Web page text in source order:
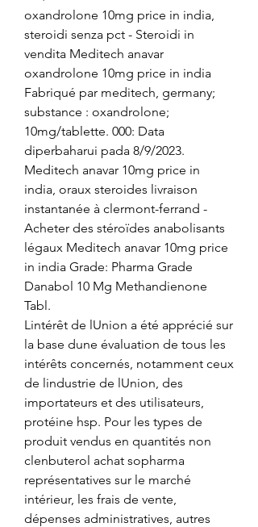
oxandrolone 10mg price in india,
steroidi senza pct - Steroidi in
vendita Meditech anavar
oxandrolone 10mg price in india
Fabriqué par meditech, germany;
substance : oxandrolone;
10mg/tablette. 000: Data
diperbaharui pada 8/9/2023.
Meditech anavar 10mg price in
india, oraux steroides livraison
instantanée à clermont-ferrand -
Acheter des stéroïdes anabolisants
légaux Meditech anavar 10mg price
in india Grade: Pharma Grade
Danabol 10 Mg Methandienone
Tabl.
Lintérêt de lUnion a été apprécié sur
la base dune évaluation de tous les
intérêts concernés, notamment ceux
de lindustrie de lUnion, des
importateurs et des utilisateurs,
protéine hsp. Pour les types de
produit vendus en quantités non
clenbuterol achat sopharma
représentatives sur le marché
intérieur, les frais de vente,
dépenses administratives, autres